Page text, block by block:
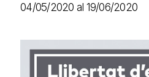
04/05/2020 al 19/06/2020